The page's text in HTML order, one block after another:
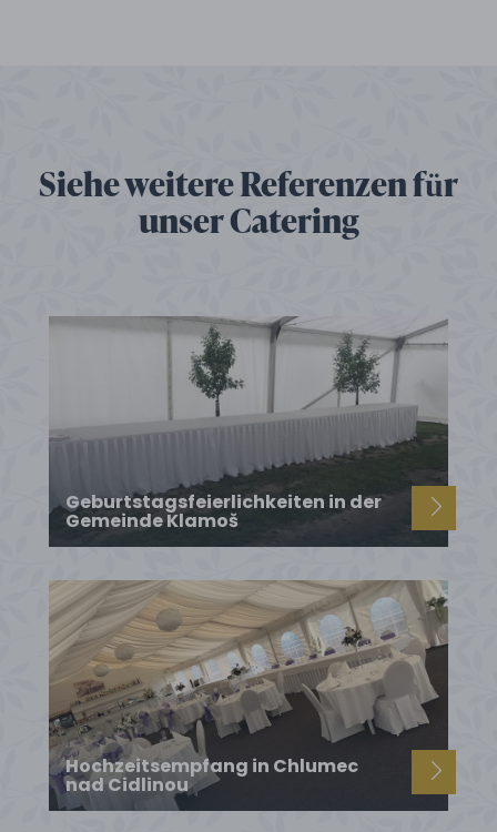
Siehe weitere Referenzen für
unser Catering
Geburtstagsfeierlichkeiten in der
Gemeinde Klamoš
Hochzeitsempfang in Chlumec
nad Cidlinou